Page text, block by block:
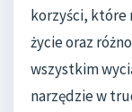
korzyści, które
życie oraz
wszystkim
narzędzie w